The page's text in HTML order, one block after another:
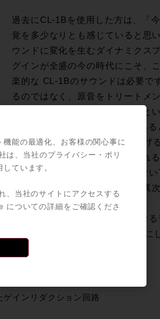
過去にCL-1Bを使用した方は、「
覚を多少なりとも感じていると思
ウンドに変化を生むダイナミクス
グインが全盛の今の時代にこそ、
楽的な CL-1Bのサウンドは必要で
るのではなく、原音をトリートメ
のまま オーディエンスに届けると
グインは今だからこそ、価値があ
す限り複数のユニットを立ち上げ
の複数台使 用、これにより生まれ
ュラルで、良い意味で味付けのな
ウンド的にも、使い勝手的にも異
られたミックスは、その主体となる
こそTUBE-TECHのCL−１Bを手に
使用下さい。
インリダクション回路
能の最適化、お客様の関心事に
は、当社のプライバシー・ポリ
ています。
、当社のサイトにアクセスする
についての詳細をご確認くださ